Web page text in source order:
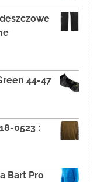
44-47
0523 :
Bart Pro